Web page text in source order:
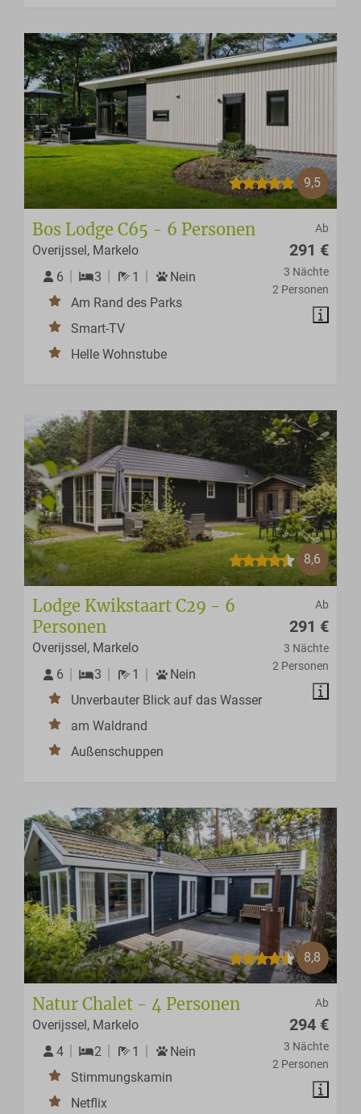
9,5
Ab
291 €
3 Nächte
2 Personen
Bos Lodge C65 - 6 Personen
Overijssel, Markelo
6
3 1
Nein
Am Rand des Parks
Smart-TV
Helle Wohnstube
8,6
Ab
291 €
3 Nächte
2 Personen
Lodge Kwikstaart C29 - 6
Personen
Overijssel, Markelo
6
3 1
Nein
Unverbauter Blick auf das Wasser
am Waldrand
Außenschuppen
8,8
Ab
294 €
3 Nächte
2 Personen
Natur Chalet - 4 Personen
Overijssel, Markelo
4
2 1
Nein
Stimmungskamin
Netflix